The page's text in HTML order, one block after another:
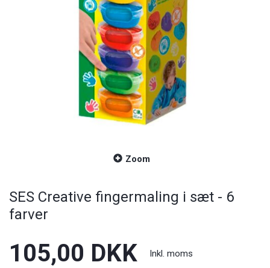
Zoom
SES Creative fingermaling i sæt - 6
farver
105,00 DKK Inkl. moms